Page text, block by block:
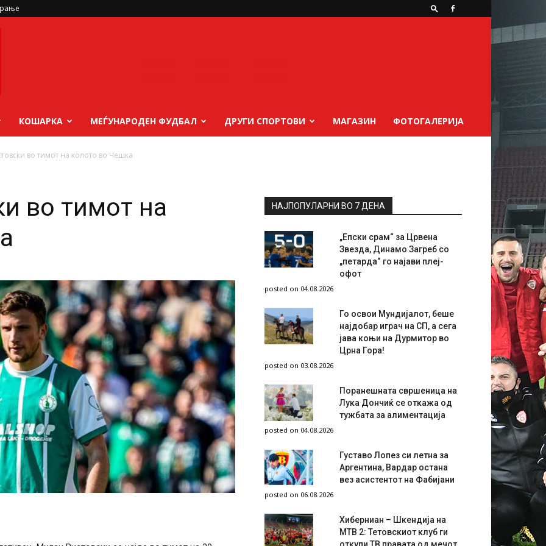
КОШАРКА МЕЃУНАРОДЕН ФУДБАЛ ДРУГИ СПОРТОВИ МАГАЗИН ФОТОГАЛЕРИЈА
во тимот на колото во Чешка
во тимот на
НАЈПОПУЛАРНИ ВО 7 ДЕНА
„Епски срам“ за Црвена
Звезда, Динамо Загреб со
„петарда“ го најави плеј-
офот
posted on 04.08.2026
Го освои Мундијалот, беше
најдобар играч на СП, а сега
јава коњи на Дурмитор во
Црна Гора!
posted on 03.08.2026
Поранешната свршеница на
Лука Дончиќ се откажа од
тужбата за алиментација
posted on 04.08.2026
Густаво Лопез си летна за
Аргентина, Вардар остана
вез асистентот на Фабијани
posted on 06.08.2026
Хиберниан – Шкендија на
МТВ 2: Тетовскиот клуб ги